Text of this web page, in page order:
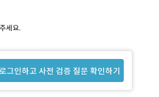
세요.
로그인하고 사전 검증 질문 확인하기